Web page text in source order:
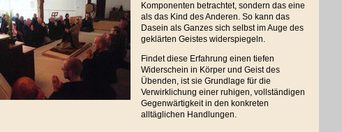
Komponenten betrachtet, sondern das eine
als das Kind des Anderen. So kann das
Dasein als Ganzes sich selbst im Auge des
geklärten Geistes widerspiegeln.
Findet diese Erfahrung einen tiefen
Widerschein in Körper und Geist des
Übenden, ist sie Grundlage für die
Verwirklichung einer ruhigen, vollständigen
Gegenwärtigkeit in den konkreten
alltäglichen Handlungen.